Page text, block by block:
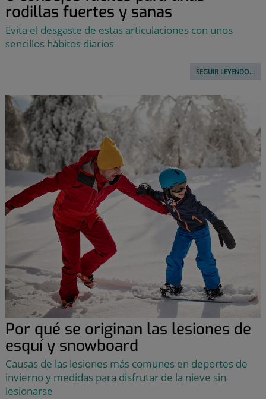
rodillas fuertes y sanas
Evita el desgaste de estas articulaciones con unos
sencillos hábitos diarios
SEGUIR LEYENDO...
Por qué se originan las lesiones de
esquí y snowboard
Causas de las lesiones más comunes en deportes de
invierno y medidas para disfrutar de la nieve sin
lesionarse